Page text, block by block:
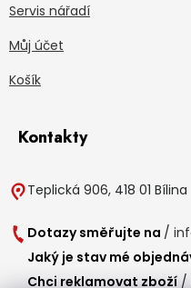
Servis nářadí
Můj účet
Košík
Kontakty
Teplická 906, 418 01 Bílina
Dotazy směřujte na /
Jaký je stav mé
Chci reklamovat zboží /